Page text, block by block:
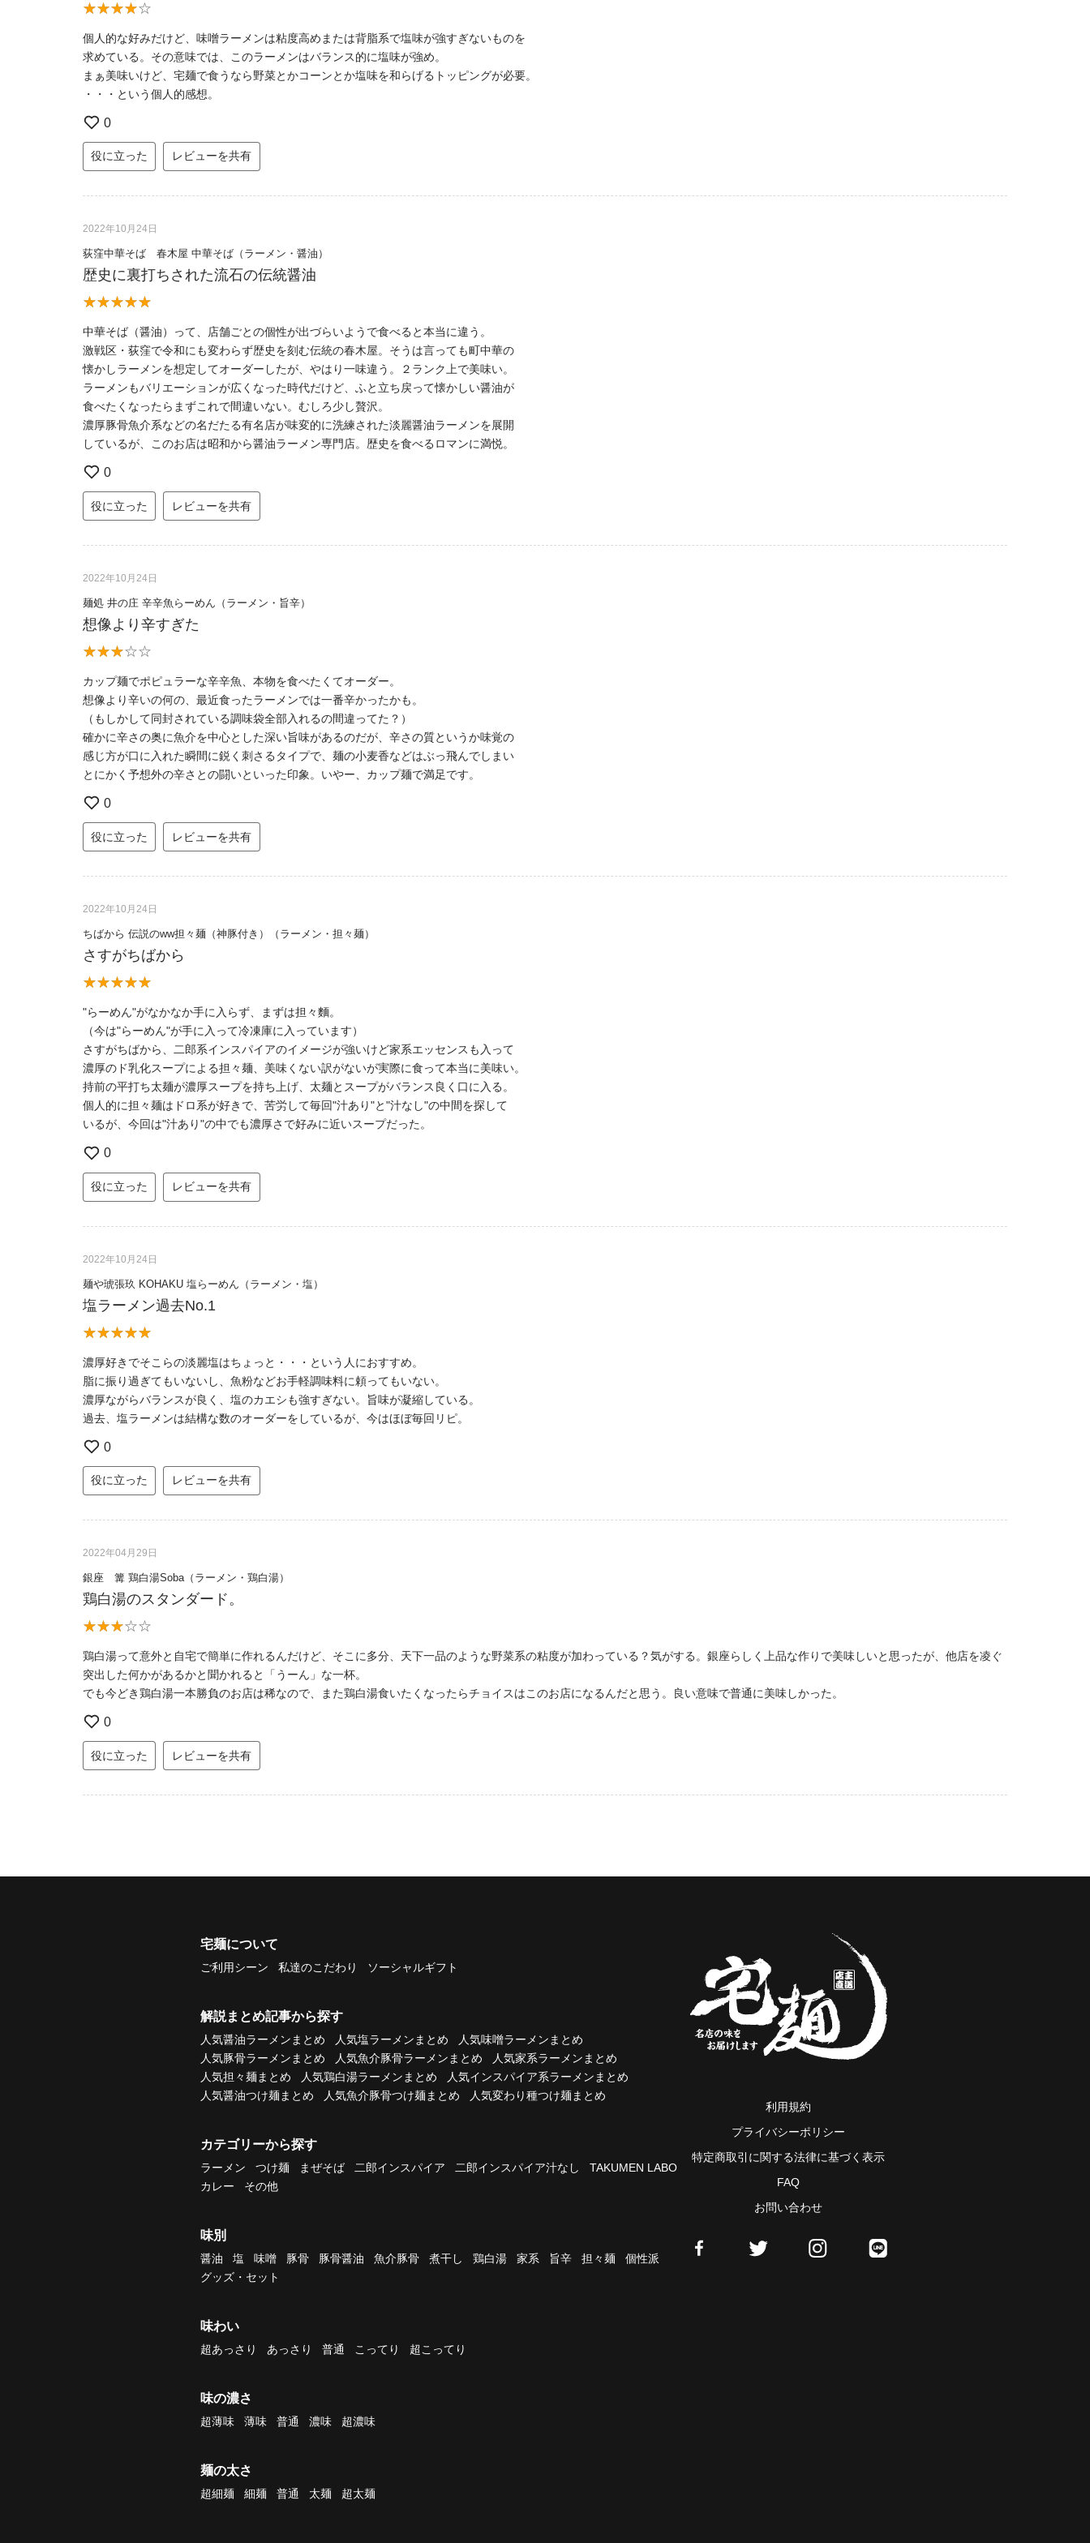
個人的な好みだけど、味噌ラーメンは粘度高めまたは背脂系で塩味が強すぎないものを
求めている。その意味では、このラーメンはバランス的に塩味が強め。
まぁ美味いけど、宅麺で食うなら野菜とかコーンとか塩味を和らげるトッピングが必要。
・・・という個人的感想。
0
役に立った レビューを共有
2022年10月24日
荻窪中華そば 春木屋 中華そば（ラーメン・醤油）
歴史に裏打ちされた流石の伝統醤油
中華そば（醤油）って、店舗ごとの個性が出づらいようで食べると本当に違う。
激戦区・荻窪で令和にも変わらず歴史を刻む伝統の春木屋。そうは言っても町中華の
懐かしラーメンを想定してオーダーしたが、やはり一味違う。２ランク上で美味い。
ラーメンもバリエーションが広くなった時代だけど、ふと立ち戻って懐かしい醤油が
食べたくなったらまずこれで間違いない。むしろ少し贅沢。
濃厚豚骨魚介系などの名だたる有名店が味変的に洗練された淡麗醤油ラーメンを展開
しているが、このお店は昭和から醤油ラーメン専門店。歴史を食べるロマンに満悦。
0
役に立った レビューを共有
2022年10月24日
麺処 井の庄 辛辛魚らーめん（ラーメン・旨辛）
想像より辛すぎた
カップ麺でポピュラーな辛辛魚、本物を食べたくてオーダー。
想像より辛いの何の、最近食ったラーメンでは一番辛かったかも。
（もしかして同封されている調味袋全部入れるの間違ってた？）
確かに辛さの奥に魚介を中心とした深い旨味があるのだが、辛さの質というか味覚の
感じ方が口に入れた瞬間に鋭く刺さるタイプで、麺の小麦香などはぶっ飛んでしまい
とにかく予想外の辛さとの闘いといった印象。いやー、カップ麺で満足です。
0
役に立った レビューを共有
2022年10月24日
ちばから 伝説のww担々麺（神豚付き）（ラーメン・担々麺）
さすがちばから
"らーめん"がなかなか手に入らず、まずは担々麵。
（今は"らーめん"が手に入って冷凍庫に入っています）
さすがちばから、二郎系インスパイアのイメージが強いけど家系エッセンスも入って
濃厚のド乳化スープによる担々麺、美味くない訳がないが実際に食って本当に美味い。
持前の平打ち太麺が濃厚スープを持ち上げ、太麺とスープがバランス良く口に入る。
個人的に担々麺はドロ系が好きで、苦労して毎回"汁あり"と"汁なし"の中間を探して
いるが、今回は"汁あり"の中でも濃厚さで好みに近いスープだった。
0
役に立った レビューを共有
2022年10月24日
麺や琥張玖 KOHAKU 塩らーめん（ラーメン・塩）
塩ラーメン過去No.1
濃厚好きでそこらの淡麗塩はちょっと・・・という人におすすめ。
脂に振り過ぎてもいないし、魚粉などお手軽調味料に頼ってもいない。
濃厚ながらバランスが良く、塩のカエシも強すぎない。旨味が凝縮している。
過去、塩ラーメンは結構な数のオーダーをしているが、今はほぼ毎回リピ。
0
役に立った レビューを共有
2022年04月29日
銀座 篝 鶏白湯Soba（ラーメン・鶏白湯）
鶏白湯のスタンダード。
鶏白湯って意外と自宅で簡単に作れるんだけど、そこに多分、天下一品のような野菜系の粘度が加わっている？気がする。銀座らしく上品な作りで美味しいと思ったが、他店を凌ぐ
突出した何かがあるかと聞かれると「うーん」な一杯。
でも今どき鶏白湯一本勝負のお店は稀なので、また鶏白湯食いたくなったらチョイスはこのお店になるんだと思う。良い意味で普通に美味しかった。
0
役に立った レビューを共有
宅麺について
ご利用シーン 私達のこだわり ソーシャルギフト
解説まとめ記事から探す
人気醤油ラーメンまとめ 人気塩ラーメンまとめ
人気味噌ラーメンまとめ
人気豚骨ラーメンまとめ
人気魚介豚骨ラーメンまとめ
人気家系ラーメンまとめ
人気担々麺まとめ
人気鶏白湯ラーメンまとめ
人気インスパイア系ラーメンまとめ
人気醤油つけ麺まとめ
人気魚介豚骨つけ麺まとめ 人気変わり種つけ麺まとめ
カテゴリーから探す
ラーメン つけ麺 まぜそば 二郎インスパイア 二郎インスパイア汁なし
TAKUMEN LABO
カレー
その他
味別
醤油 塩 味噌 豚骨 豚骨醤油 魚介豚骨 煮干し 鶏白湯 家系 旨辛 担々麺
個性派
グッズ・セット
味わい
超あっさり あっさり 普通 こってり 超こってり
味の濃さ
超薄味 薄味 普通 濃味 超濃味
麺の太さ
超細麺 細麺 普通 太麺 超太麺
利用規約
プライバシーポリシー
特定商取引に関する法律に基づく表示
FAQ
お問い合わせ